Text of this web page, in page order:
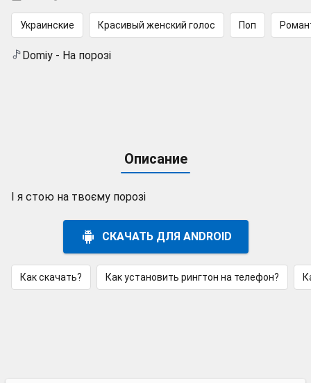
Украинские Красивый женский голос Поп
Domiy - На порозі
Описание
І я стою на твоєму порозі
СКАЧАТЬ ДЛЯ ANDROID
Как скачать? Как установить рингтон на телефон?